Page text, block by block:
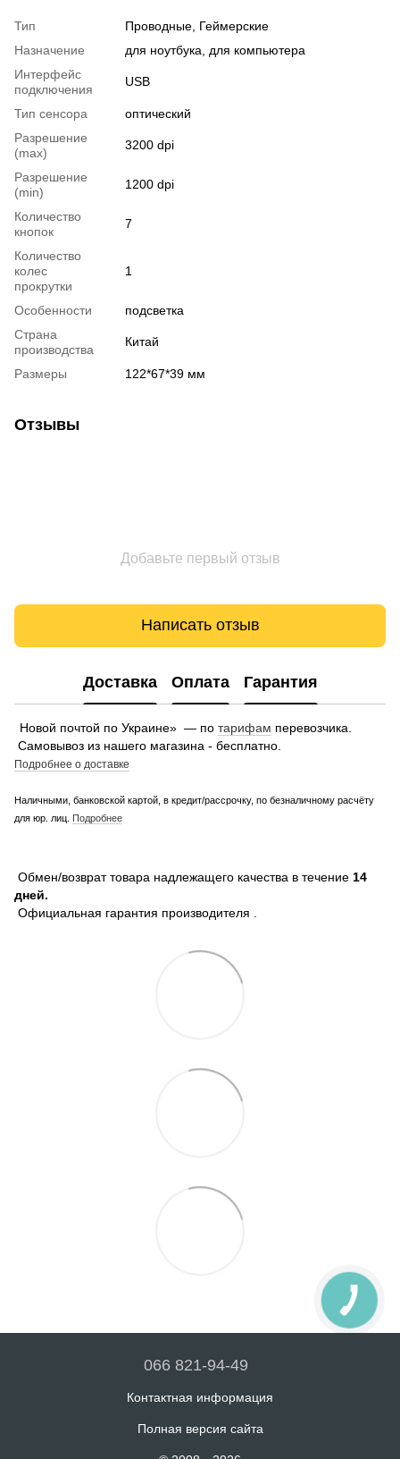
Тип
Проводные, Геймерские
Назначение
для ноутбука, для компьютера
Интерфейс
подключения
USB
Тип сенсора
оптический
Разрешение
(max)
3200 dpi
Разрешение
(min)
1200 dpi
Количество
кнопок
7
Количество
колес
прокрутки
1
Особенности
подсветка
Страна
производства
Китай
Размеры 122*67*39 мм
Отзывы
Добавьте первый отзыв
Написать отзыв
Доставка Оплата Гарантия
Новой почтой по Украине» — по тарифам перевозчика.
Самовывоз из нашего магазина - бесплатно.
Подробнее о доставке
Наличными, банковской картой, в кредит/рассрочку, по безналичному расчёту
для юр. лиц. Подробнее
Обмен/возврат товара надлежащего качества в течение 14
дней.
Официальная гарантия производителя .
066 821-94-49
Контактная информация
Полная версия сайта